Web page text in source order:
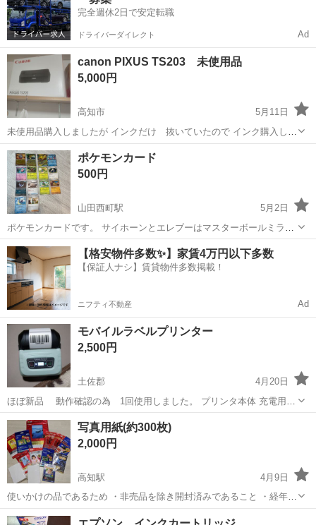
完全週休2日で安定転職
ドライバーダイレクト Ad
canon PIXUS TS203 未使用品
5,000円
高知市
5月11日
未使用品購入しましたが インクだけ 抜いていたので インク購入しま
した 自分のパソコン 故障してましたので 処分します 値引き大丈夫
です
高知 高知市 PIXUS
ポケモンカード
500円
山田西町駅
5月2日
ポケモンカードです。 サイホーンとエレブーはマスターボールミラー
になってます。 ※多分マスターボールミラーと呼ぶと思います… キラ
キラしています。 ポケモンに詳しくないので、質問受けても答えれな
い可能性あります。 取引場所...
高知 香美市 山田西町駅 プリンター ポケモンカード
【格安物件多数✨】家賃4万円以下多数
【保証人ナシ】賃貸物件多数掲載！
ニフティ不動産 Ad
モバイルラベルプリンター
2,500円
土佐郡
4月20日
ほぼ新品 動作確認の為 1回使用しました。 プリンタ本体 充電用ケ
ーブル(USB typeC) 感熱紙紙タイプ✕1本 （本体に付属） 日本語 説
明書あり インク不要 専用アプリにてBlueto...
高知 土佐郡 プリンター ラベルプリンター
写真用紙(約300枚)
2,000円
高知駅
4月9日
使いかけの品であるため ・非売品を除き開封済みであること ・経年劣
化が生じているものもあること をご理解のうえご了承くださる方のみ
高知 高知市 高知駅 プリンター EPSON